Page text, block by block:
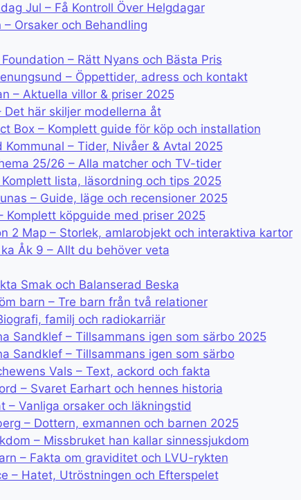
Jul – Få Kontroll Över Helgdagar
Orsaker och Behandling
– Rätt Nyans och Bästa Pris
– Öppettider, adress och kontakt
– Aktuella villor & priser 2025
Det här skiljer modellerna åt
Box – Komplett guide för köp och installation
– Tider, Nivåer & Avtal 2025
25/26 – Alla matcher och TV-tider
lista, läsordning och tips 2025
– Guide, läge och recensioner 2025
Komplett köpguide med priser 2025
2 Map – Storlek, amlarobjekt och interaktiva kartor
Åk 9 – Allt du behöver veta
Smak och Balanserad Beska
barn – Tre barn från två relationer
familj och radiokarriär
Sandklef – Tillsammans igen som särbo 2025
Sandklef – Tillsammans igen som särbo
Vals – Text, ackord och fakta
– Svaret Earhart och hennes historia
– Vanliga orsaker och läkningstid
– Dottern, exmannen och barnen 2025
– Missbruket han kallar sinnessjukdom
– Fakta om graviditet och LVU-rykten
– Hatet, Utröstningen och Efterspelet